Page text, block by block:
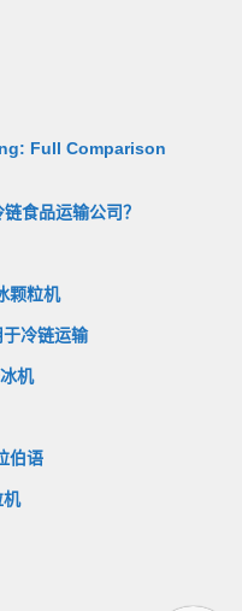
Full Comparison
食品运输公司？
颗粒机
冷链运输
机
伯语
机